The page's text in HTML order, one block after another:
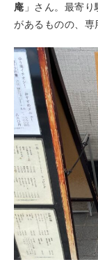
庵 」さん。最寄
があるものの、専